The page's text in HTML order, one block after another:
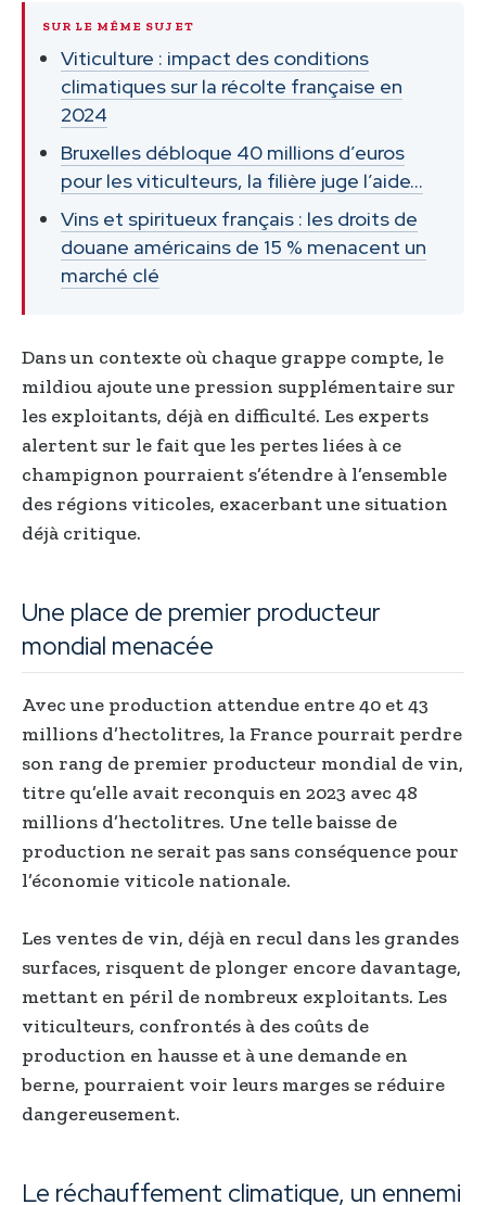
SUR LE MÊME SUJET
Viticulture : impact des conditions
climatiques sur la récolte française en
2024
Bruxelles débloque 40 millions d’euros
pour les viticulteurs, la filière juge l’aide…
Vins et spiritueux français : les droits de
douane américains de 15 % menacent un
marché clé
Dans un contexte où chaque grappe compte, le
mildiou ajoute une pression supplémentaire sur
les exploitants, déjà en difficulté. Les experts
alertent sur le fait que les pertes liées à ce
champignon pourraient s’étendre à l’ensemble
des régions viticoles, exacerbant une situation
déjà critique.
Une place de premier producteur
mondial menacée
Avec une production attendue entre 40 et 43
millions d’hectolitres, la France pourrait perdre
son rang de premier producteur mondial de vin,
titre qu’elle avait reconquis en 2023 avec 48
millions d’hectolitres. Une telle baisse de
production ne serait pas sans conséquence pour
l’économie viticole nationale.
Les ventes de vin, déjà en recul dans les grandes
surfaces, risquent de plonger encore davantage,
mettant en péril de nombreux exploitants. Les
viticulteurs, confrontés à des coûts de
production en hausse et à une demande en
berne, pourraient voir leurs marges se réduire
dangereusement.
Le réchauffement climatique, un ennemi